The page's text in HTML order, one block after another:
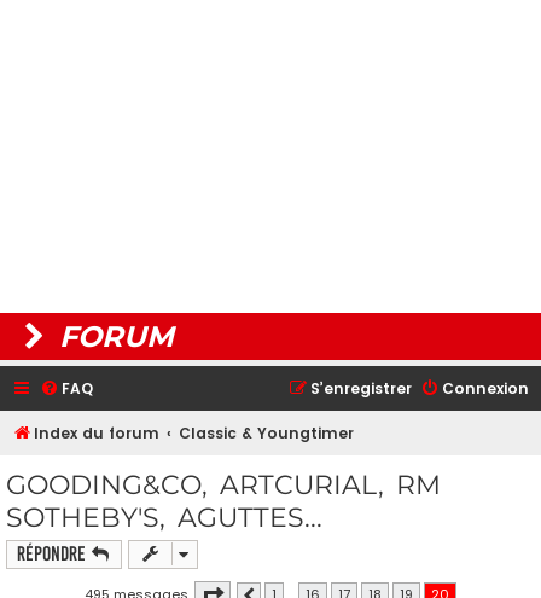
FORUM
FAQ Connexion
S’enregistrer
Index du forum Classic & Youngtimer
GOODING&CO, ARTCURIAL, RM
SOTHEBY'S, AGUTTES...
Répondre
495 messages Page 20 sur20
Précédente